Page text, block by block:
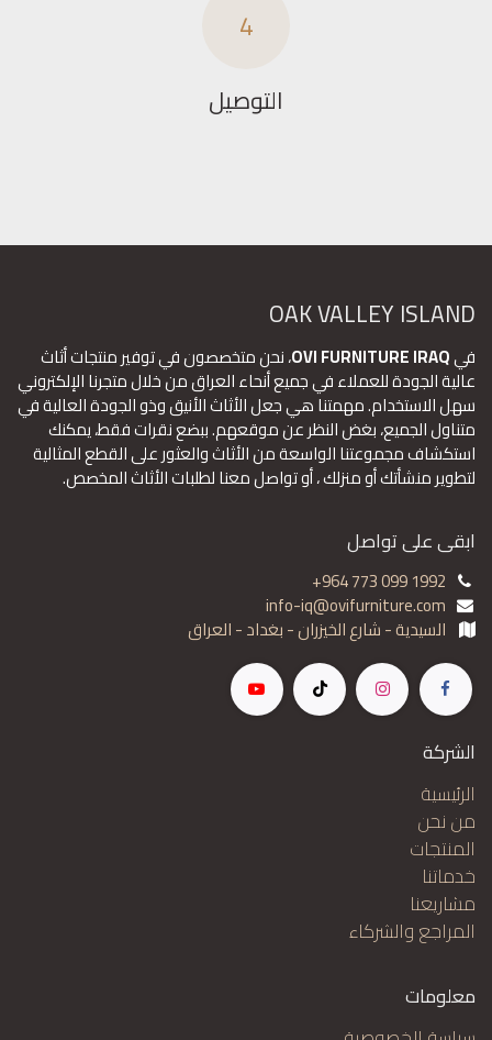
4
التوصيل
OAK VALLEY ISLAND
فيOVI FURNITURE IRAQ، نحن متخصصون في توفير منتجات أثاث
عالية الجودة للعملاء في جميع أنحاء العراق من خلال متجرنا الإلكتروني
سهل الاستخدام. مهمتنا هي جعل الأثاث الأنيق وذو الجودة العالية في
متناول الجميع، بغض النظر عن موقعهم. ببضع نقرات فقط، يمكنك
استكشاف مجموعتنا الواسعة من الأثاث والعثور على القطع المثالية
لتطوير منشأتك أو منزلك ، أو تواصل معنا لطلبات الأثاث المخصص.
ابقى على تواصل
+964 773 099 1992
info-iq@ovifurniture.com
السيدية - شارع الخيزران - بغداد - العراق
الشركة
الرئيسية
من نحن
المنتجات
خدماتنا
مشاريعنا
المراجع والشركاء
معلومات